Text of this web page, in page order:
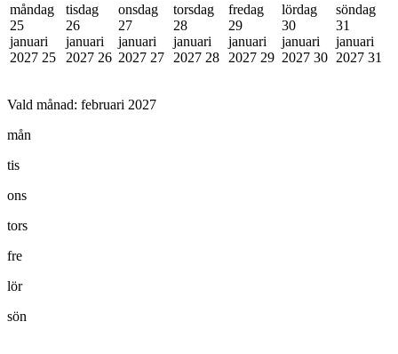
måndag
25
januari
2027 25
tisdag
26
januari
2027 26
onsdag
27
januari
2027 27
torsdag
28
januari
2027 28
fredag
29
januari
2027 29
lördag
30
januari
2027 30
söndag
31
januari
2027 31
Vald månad: februari 2027
mån
tis
ons
tors
fre
lör
sön